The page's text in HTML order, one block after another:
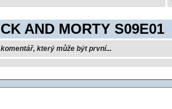
AND MORTY S09E01
který může být první...